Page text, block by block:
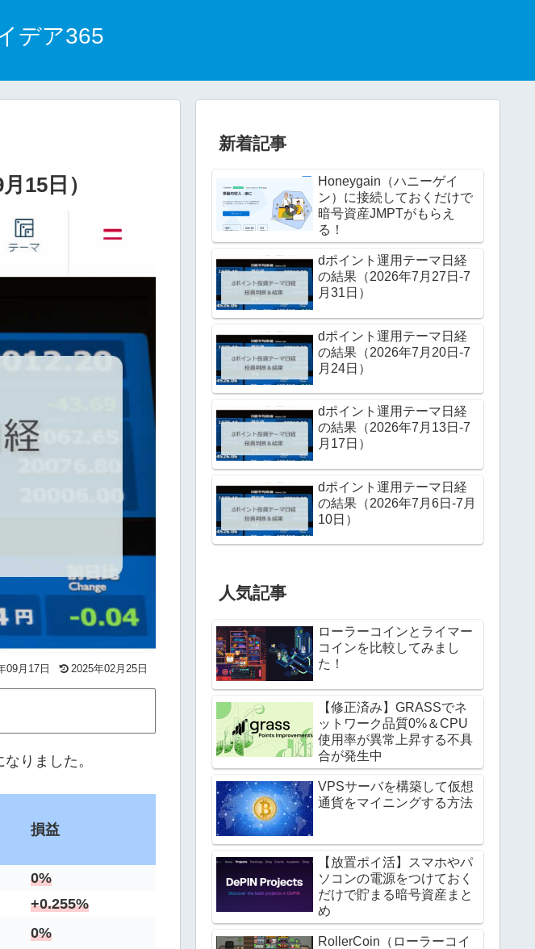
デア365
15日）
09月17日 2025年02月25日
りました。
損益
0%
+0.255%
0%
新着記事
Honeygain（ハニーゲイ
ン）に接続しておくだけで
暗号資産JMPTがもらえ
る！
dポイント運用テーマ日経
の結果（2026年7月27日-7
月31日）
dポイント運用テーマ日経
の結果（2026年7月20日-7
月24日）
dポイント運用テーマ日経
の結果（2026年7月13日-7
月17日）
dポイント運用テーマ日経
の結果（2026年7月6日-7月
10日）
人気記事
ローラーコインとライマー
コインを比較してみまし
た！
【修正済み】GRASSでネ
ットワーク品質0%＆CPU
使用率が異常上昇する不具
合が発生中
VPSサーバを構築して仮想
通貨をマイニングする方法
【放置ポイ活】スマホやパ
ソコンの電源をつけておく
だけで貯まる暗号資産まと
め
RollerCoin（ローラーコイ